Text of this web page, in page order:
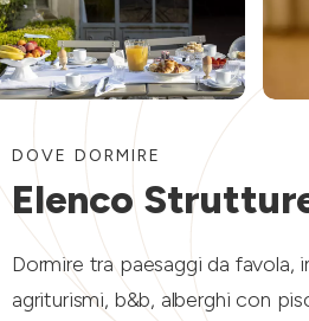
DOVE DORMIRE
Elenco
Dormire tra paesaggi da favola,
agriturismi, b&b, alberghi con